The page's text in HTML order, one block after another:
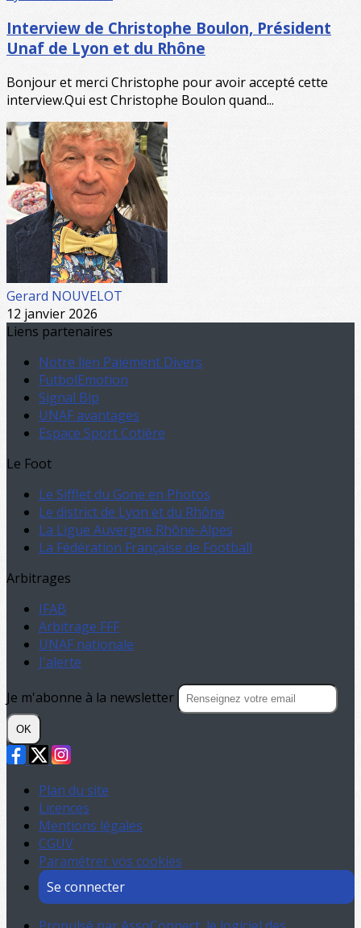
Interview de Christophe Boulon, Président
Unaf de Lyon et du Rhône
Bonjour et merci Christophe pour avoir accepté cette
interview.Qui est Christophe Boulon quand...
Gerard NOUVELOT
12 janvier 2026
Liens partenaires
Notre lien Paiement Divers
FutbolEmotion
Signal Bip
UNAF avantages
Espace Sport Cotière
Le Foot
Le Sifflet du Gone en Photos
Le district de Lyon et du Rhône
La Ligue Auvergne Rhône-Alpes
La Fédération Française de Football
Arbitrages
IFAB
Arbitrage FFF
UNAF nationale
J'alerte
Je m'abonne à la newsletter
OK
Plan du site
Licences
Mentions légales
CGUV
Paramétrer vos cookies
Se connecter